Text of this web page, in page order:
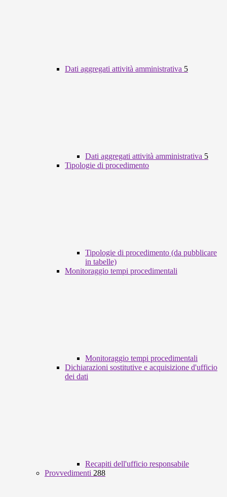
Dati aggregati attività amministrativa 5
Dati aggregati attività amministrativa 5
Tipologie di procedimento
Tipologie di procedimento (da pubblicare
in tabelle)
Monitoraggio tempi procedimentali
Monitoraggio tempi procedimentali
Dichiarazioni sostitutive e acquisizione d'ufficio
dei dati
Recapiti dell'ufficio responsabile
Provvedimenti 288